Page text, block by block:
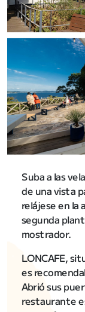
Suba a las
de una vista
relájese en la
segunda
mostrador.
LONCAFE,
es
Abrió sus
restaurante